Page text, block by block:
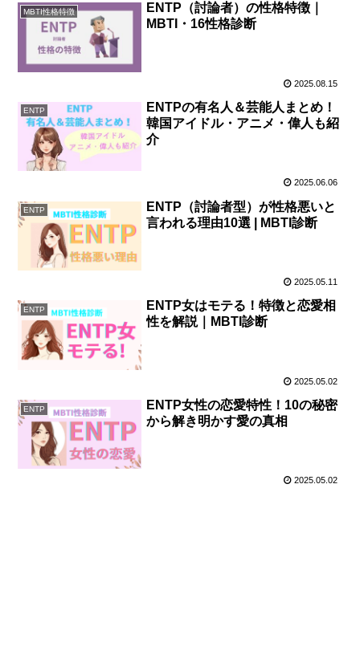
MBTI性格特徴
ENTP（討論者）の性格特徴｜
MBTI・16性格診断
2025.08.15
ENTP
ENTPの有名人＆芸能人まとめ！
韓国アイドル・アニメ・偉人も紹
介
2025.06.06
ENTP
ENTP（討論者型）が性格悪いと
言われる理由10選 | MBTI診断
2025.05.11
ENTP
ENTP女はモテる！特徴と恋愛相
性を解説｜MBTI診断
2025.05.02
ENTP
ENTP女性の恋愛特性！10の秘密
から解き明かす愛の真相
2025.05.02